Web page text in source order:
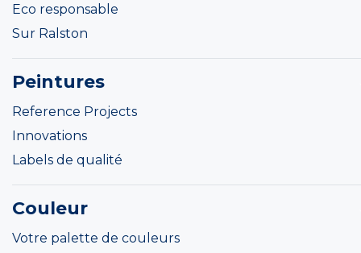
Eco responsable
Sur Ralston
Peintures
Reference Projects
Innovations
Labels de qualité
Couleur
Votre palette de couleurs